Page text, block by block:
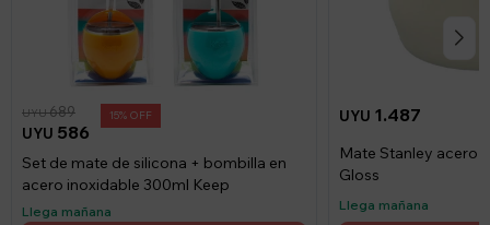
UYU 586
UYU689 15
Set de mate de silicona + bombilla en
acero inoxidable 300ml Keep
Llega mañana
UYU 1.487
Mate Stanley acero
Gloss
Llega mañana